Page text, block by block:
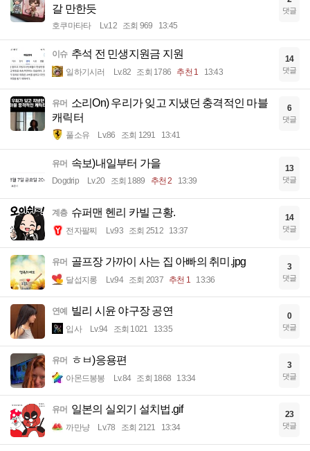
갈 만한듯
호쿠마타타 Lv.12 조회 969 13:45
댓글
이슈 추석 전 민생지원금 지원
일하기시러 Lv.82 조회 1786 추천 1 13:43
14
댓글
유머 소리On) 우리가 잊고 지냈던 충격적인 마블
캐릭터
풀소유 Lv.86 조회 1291 13:41
6
댓글
유머 속보)내일부터 가을
Dogdrip Lv.20 조회 1889 추천 2 13:39
13
댓글
계층 슈퍼맨 헨리 카빌 근황.
전자팔찌 Lv.93 조회 2512 13:37
14
댓글
유머 골프장 가까이 사는 집 아빠의 취미.jpg
달섭지롱 Lv.94 조회 2037 추천 1 13:36
3
댓글
연예 빌리 시윤 야구장 공연
입사 Lv.94 조회 1021 13:35
0
댓글
유머 ㅎㅂ)응용편
아몬드봉봉 Lv.84 조회 1868 13:34
3
댓글
유머 일본의 실외기 설치법.gif
까만냥 Lv.78 조회 2121 13:34
23
댓글